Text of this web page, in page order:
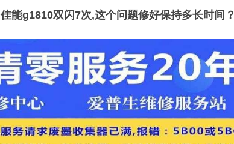
佳能g1810双闪7次,这个问题修好保持多长时间？